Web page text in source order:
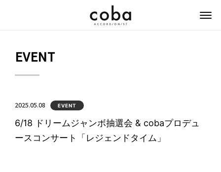
EVENT
2025.05.08 EVENT
6/18 ドリームジャンボ抽選会 & cobaプロデュ
ースコンサート「レジェンドタイム」